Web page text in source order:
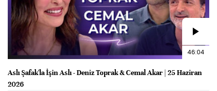
46:04
Aslı Şafak'la İşin Aslı - Deniz Toprak & Cemal Akar | 25 Haziran
2026